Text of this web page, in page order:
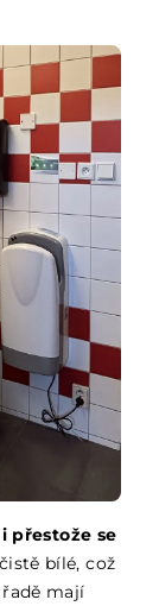
přestože se
bílé, což
mají